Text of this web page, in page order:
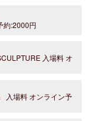
約:2000円
入場料 オ
入場料 オンライン予